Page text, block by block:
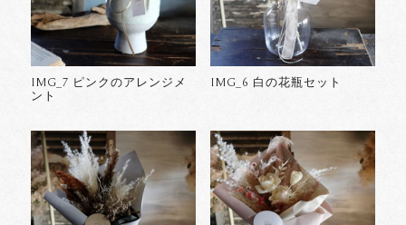
IMG_7 ピンクのアレンジメ
ント
IMG_6 白の花瓶セット